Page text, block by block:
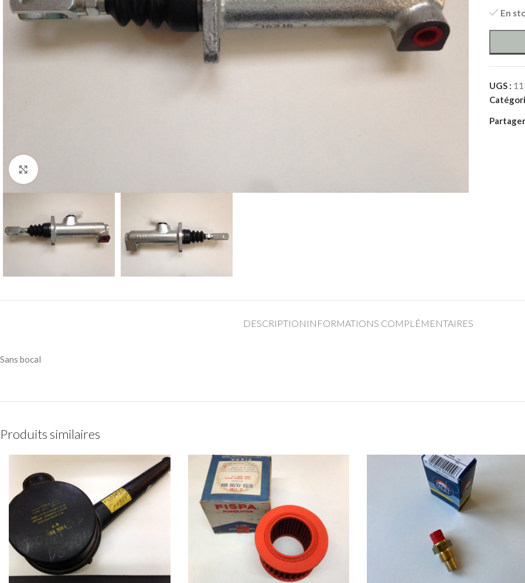
En
UGS :
DESCRIPTION INFORMATIONS COMPLÉMENTAIRES
Sans bocal
Produits similaires